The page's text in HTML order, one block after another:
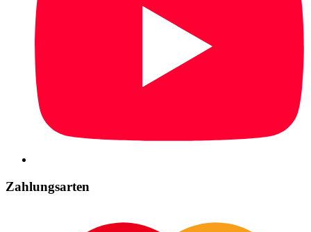
Zahlungsarten